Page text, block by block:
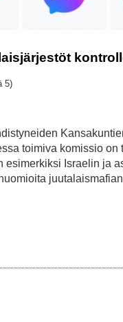
5)
toimiva komissio
Israelin ja